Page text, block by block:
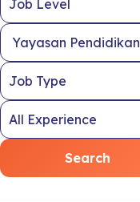
Yayasan
Search